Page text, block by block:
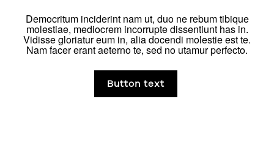
Democritum inciderint nam ut, duo ne rebum tibique
molestiae, mediocrem incorrupte dissentiunt has in.
Vidisse gloriatur eum in, alia docendi molestie est te.
Nam facer erant aeterno te, sed no utamur perfecto.
Button text